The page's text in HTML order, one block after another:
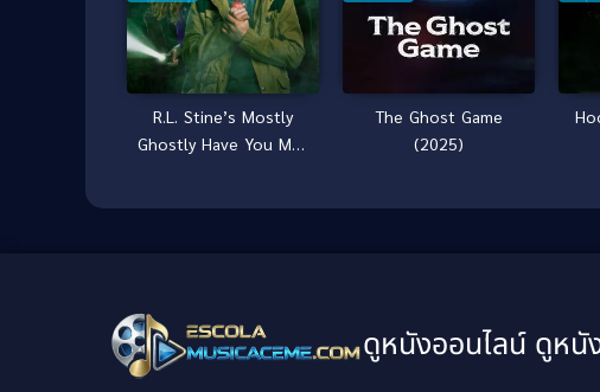
R.L. Stine’s Mostly
Ghostly Have You Met
The Ghost Game
(2025)
ดูหนังออนไลน์ ดูหนั